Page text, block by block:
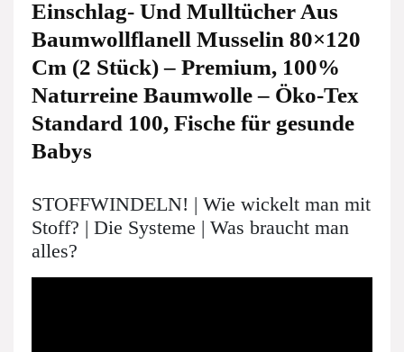
Einschlag- Und Mulltücher Aus
Baumwollflanell Musselin 80×120
Cm (2 Stück) – Premium, 100%
Naturreine Baumwolle – Öko-Tex
Standard 100, Fische für gesunde
Babys
STOFFWINDELN! | Wie wickelt man mit
Stoff? | Die Systeme | Was braucht man
alles?